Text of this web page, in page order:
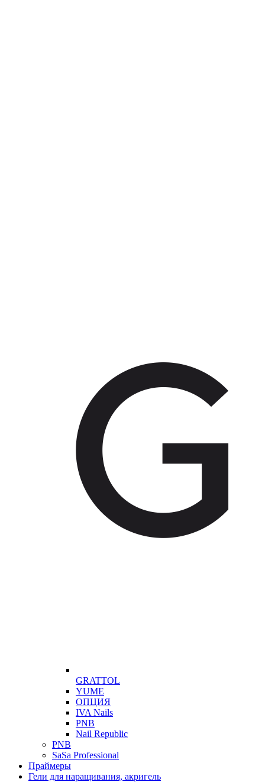
GRATTOL
YUME
ОПЦИЯ
IVA Nails
PNB
Nail Republic
PNB
SaSa Professional
Праймеры
Гели для наращивания, акригель